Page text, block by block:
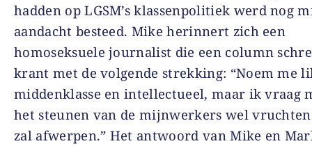
hadden op LGSM’s klassenpolitiek werd nog
aandacht besteed. Mike herinnert zich een
homoseksuele journalist die een column
krant met de volgende strekking: “Noem me
middenklasse en intellectueel, maar ik vraag
het steunen van de mijnwerkers wel
zal afwerpen.” Het antwoord van Mike en